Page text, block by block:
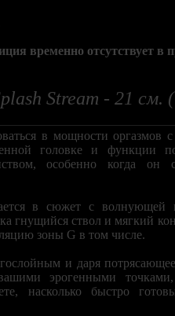
временно отсутствует в
Stream - 21 см.
в мощности оргазмов с
головке и функции
особенно когда
в сюжет с
гнущийся ствол и мягкий
зоны G в том числе.
и даря
эрогенными
насколько быстро